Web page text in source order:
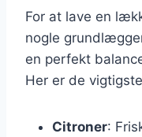
For at lave en
nogle
en perfekt
Her er de
Citroner: